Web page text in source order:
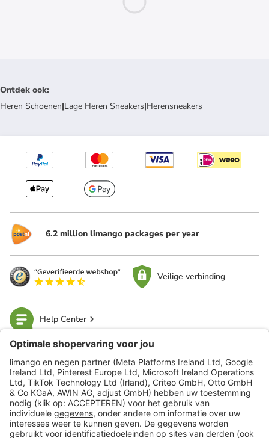
Ontdek ook:
Heren Schoenen|Lage Heren Sneakers|Herensneakers
6.2 million limango packages per year
Veilige verbinding
Help Center
limango
Veilig winkelen
Klantenservice